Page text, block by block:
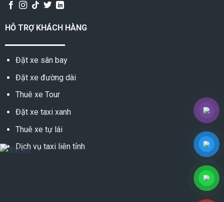
HỖ TRỢ KHÁCH HÀNG
Đặt xe sân bay
Đặt xe đường dài
Thuê xe Tour
Đặt xe taxi xanh
Thuê xe tự lái
Dịch vụ taxi liên tỉnh